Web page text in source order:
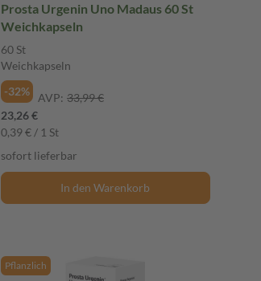
Prosta Urgenin Uno Madaus 60 St
Weichkapseln
60 St
Weichkapseln
-32%
AVP: 33,99 €
23,26 €
0,39 € / 1 St
sofort lieferbar
In den Warenkorb
Pflanzlich